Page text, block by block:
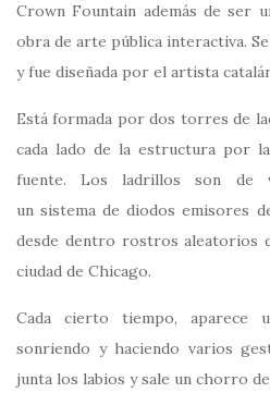
Crown Fountain además de ser
obra de arte pública interactiva.
y fue diseñada por el artista
Está formada por dos torres de
cada lado de la estructura por
fuente. Los ladrillos son de
un sistema de diodos emisores
desde dentro rostros aleatorios
ciudad de Chicago.
Cada cierto tiempo, aparece
sonriendo y haciendo varios
junta los labios y sale un chorro de